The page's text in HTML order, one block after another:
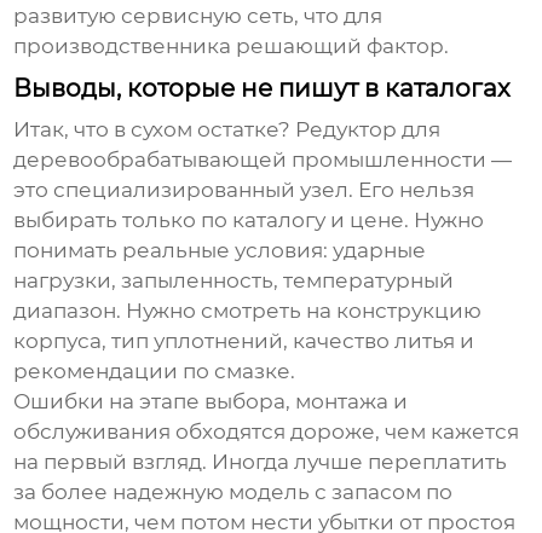
развитую сервисную сеть, что для
производственника решающий фактор.
Выводы, которые не пишут в каталогах
Итак, что в сухом остатке? Редуктор для
деревообрабатывающей промышленности —
это специализированный узел. Его нельзя
выбирать только по каталогу и цене. Нужно
понимать реальные условия: ударные
нагрузки, запыленность, температурный
диапазон. Нужно смотреть на конструкцию
корпуса, тип уплотнений, качество литья и
рекомендации по смазке.
Ошибки на этапе выбора, монтажа и
обслуживания обходятся дороже, чем кажется
на первый взгляд. Иногда лучше переплатить
за более надежную модель с запасом по
мощности, чем потом нести убытки от простоя